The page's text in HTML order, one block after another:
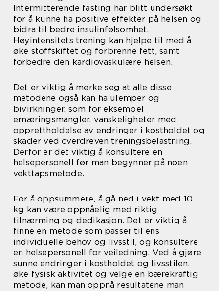
Intermitterende fasting har blitt undersøkt
for å kunne ha positive effekter på helsen og
bidra til bedre insulinfølsomhet.
Høyintensitets trening kan hjelpe til med å
øke stoffskiftet og forbrenne fett, samt
forbedre den kardiovaskulære helsen.
Det er viktig å merke seg at alle disse
metodene også kan ha ulemper og
bivirkninger, som for eksempel
ernæringsmangler, vanskeligheter med
opprettholdelse av endringer i kostholdet og
skader ved overdreven treningsbelastning.
Derfor er det viktig å konsultere en
helsepersonell før man begynner på noen
vekttapsmetode.
For å oppsummere, å gå ned i vekt med 10
kg kan være oppnåelig med riktig
tilnærming og dedikasjon. Det er viktig å
finne en metode som passer til ens
individuelle behov og livsstil, og konsultere
en helsepersonell for veiledning. Ved å gjøre
sunne endringer i kostholdet og livsstilen,
øke fysisk aktivitet og velge en bærekraftig
metode, kan man oppnå resultatene man